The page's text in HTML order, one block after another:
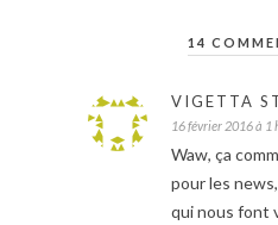
14
VIGETTA
16 février 2016 à 1
Waw, ça
pour les
qui nous font